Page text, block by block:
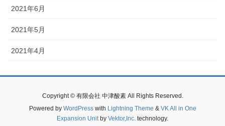
2021年6月
2021年5月
2021年4月
Copyright © 有限会社 中津酸素 All Rights Reserved.
Powered by WordPresswith Lightning Theme & VK All in One
Expansion Unit by Vektor,Inc. technology.